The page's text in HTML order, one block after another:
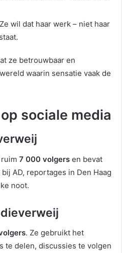
Ze wil dat haar werk – niet haar
ze betrouwbaar en
waarin sensatie vaak de
sociale media
7 000 volgers en bevat
AD, reportages in Den Haag
noot.
. Ze gebruikt het
te delen, discussies te volgen